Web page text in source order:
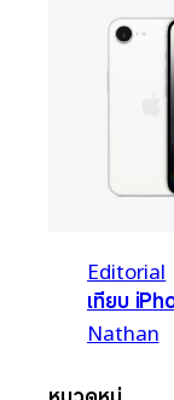
Editorial
เทียบ
Nathan